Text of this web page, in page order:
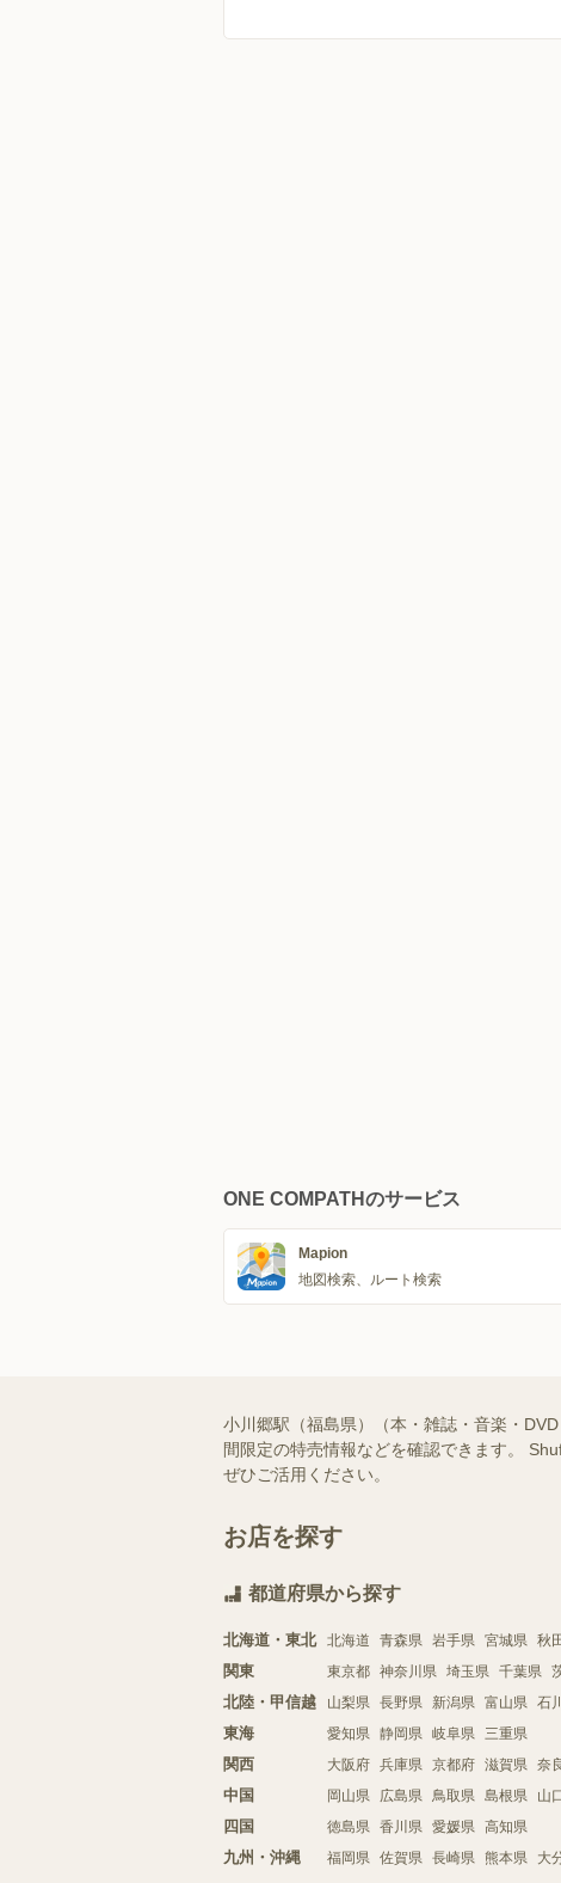
ONE COMPATHのサービス
Mapion
地図検索、ルート検索
小川郷駅（福島県）（本・雑誌・音楽・
間限定の特売情報などを確認できます。
ぜひご活用ください。
お店を探す
都道府県から探す
北海道・東北 北海道 青森県 岩手県 宮城県 秋
関東 東京都 神奈川県 埼玉県 千葉県
北陸・甲信越 山梨県 長野県 新潟県 富山県 石
東海 愛知県 静岡県 岐阜県 三重県
関西 大阪府 兵庫県 京都府 滋賀県 奈
中国 岡山県 広島県 鳥取県 島根県 山
四国 徳島県 香川県 愛媛県 高知県
九州・沖縄 福岡県 佐賀県 長崎県 熊本県 大